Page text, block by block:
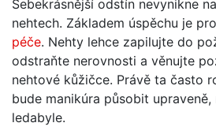
Sebekrásnější odstín nevynikne
nehtech. Základem úspěchu je
péče. Nehty lehce zapilujte do
odstraňte nerovnosti a věnujte
nehtové kůžičce. Právě ta často
bude manikúra působit upraveně,
ledabyle.